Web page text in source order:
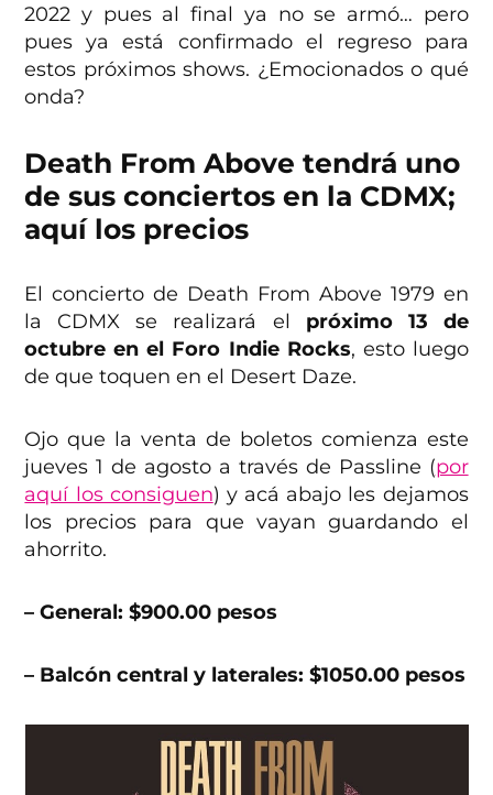
2022 y pues al final ya no se armó… pero
pues ya está confirmado el regreso para
estos próximos shows. ¿Emocionados o qué
onda?
Death From Above tendrá uno
de sus conciertos en la CDMX;
aquí los precios
El concierto de Death From Above 1979 en
la CDMX se realizará el próximo 13 de
octubre en el Foro Indie Rocks, esto luego
de que toquen en el Desert Daze.
Ojo que la venta de boletos comienza este
jueves 1 de agosto a través de Passline (por
aquí los consiguen) y acá abajo les dejamos
los precios para que vayan guardando el
ahorrito.
– General: $900.00 pesos
– Balcón central y laterales: $1050.00 pesos